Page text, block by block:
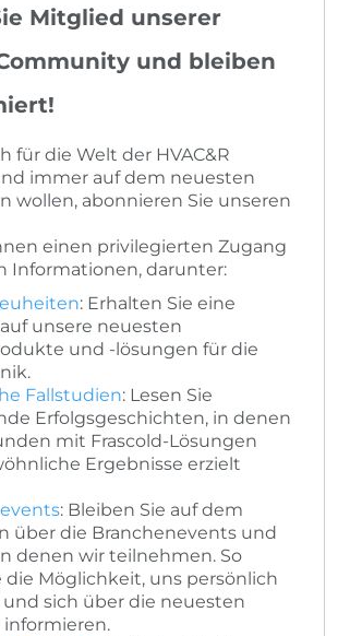
Mitglied unserer
und bleiben
für die Welt der HVAC&R
immer auf dem neuesten
wollen, abonnieren Sie unseren
einen privilegierten Zugang
Informationen, darunter:
: Erhalten Sie eine
unsere neuesten
und -lösungen für die
Fallstudien: Lesen Sie
Erfolgsgeschichten, in denen
mit Frascold-Lösungen
Ergebnisse erzielt
: Bleiben Sie auf dem
über die Branchenevents und
denen wir teilnehmen. So
die Möglichkeit, uns persönlich
sich über die neuesten
informieren.